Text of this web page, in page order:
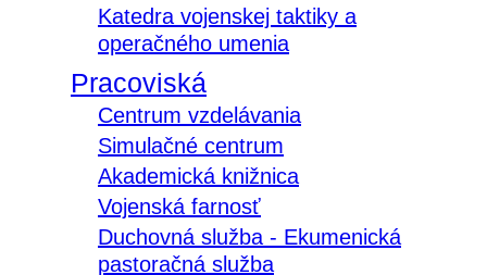
Katedra vojenskej taktiky a
operačného umenia
Pracoviská
Centrum vzdelávania
Simulačné centrum
Akademická knižnica
Vojenská farnosť
Duchovná služba - Ekumenická
pastoračná služba